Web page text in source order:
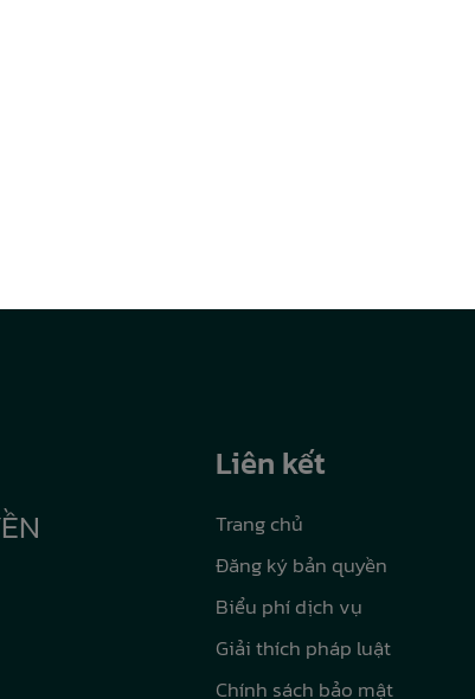
Liên kết
Trang chủ
Đăng ký bản quyền
Biểu phí dịch vụ
Giải thích pháp luật
Chính sách bảo mật